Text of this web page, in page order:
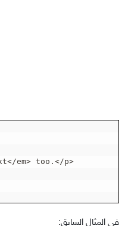
em> too.</p>
في المثال السابق: